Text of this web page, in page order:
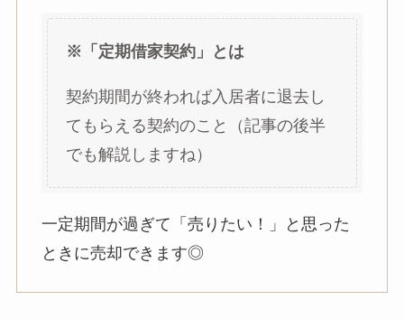
※「定期借家契約」とは
契約期間が終われば入居者に退去し
てもらえる契約のこと（記事の後半
でも解説しますね）
一定期間が過ぎて「売りたい！」と思った
ときに売却できます◎